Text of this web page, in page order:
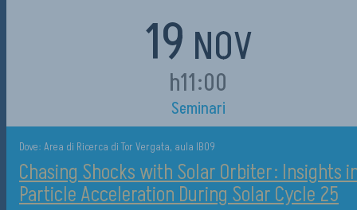
19 NOV
h11:00
Seminari
Dove: Area di Ricerca di Tor Vergata, aula IB09
Chasing Shocks with Solar Orbiter: Insights
Particle Acceleration During Solar Cycle 25